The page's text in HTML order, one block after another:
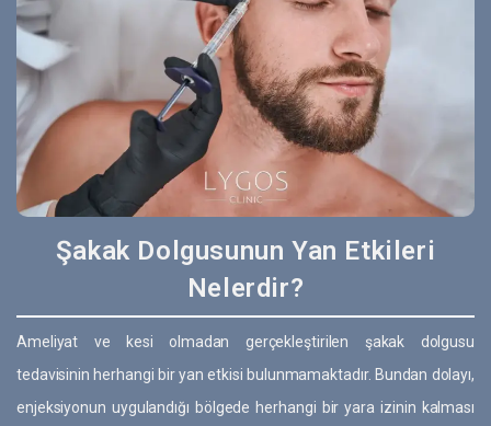
Şakak Dolgusunun Yan Etkileri
Nelerdir?
Ameliyat ve kesi olmadan gerçekleştirilen şakak dolgusu
tedavisinin herhangi bir yan etkisi bulunmamaktadır. Bundan dolayı,
enjeksiyonun uygulandığı bölgede herhangi bir yara izinin kalması